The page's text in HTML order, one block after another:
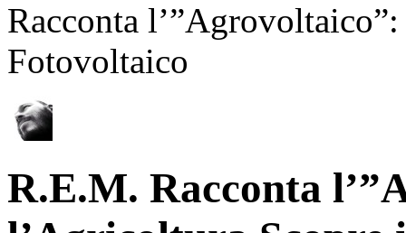
Racconta
Fotovoltaico
R.E.M. Racconta